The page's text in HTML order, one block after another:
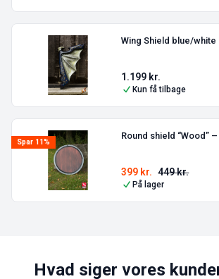
Wing Shield blue/white
1.199 kr.
Kun få tilbage
Spar 11%
Round shield “Wood”
449kr.
399 kr.
På lager
Hvad siger vores